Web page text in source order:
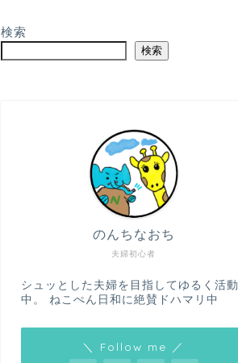
検索
検索
夫婦初心者
のんちなおち
シュッとした夫婦を目指してゆるく活動
中。 ねこぺん日和に絶賛ドハマリ中
＼ Follow me ／